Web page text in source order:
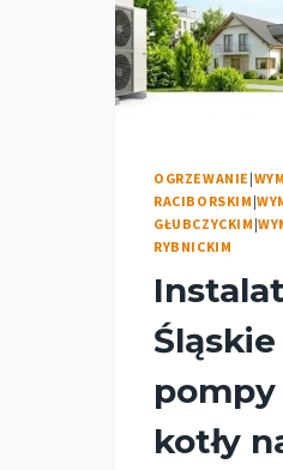
OGRZEWANIE |
RACIBORSKIM |
GŁUBCZYCKIM |
RYBNICKIM
pompy
kotły